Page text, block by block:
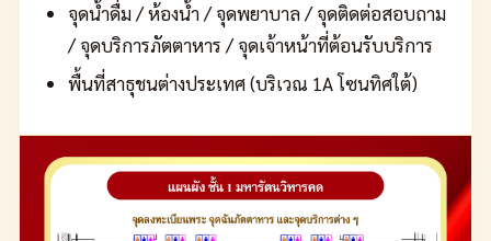
จุดน้ำดื่ม / ห้องน้ำ / จุดพยาบาล / จุดติดต่อสอบถาม
/ จุดบริการภัตตาหาร / จุดเจ้าหน้าที่ต้อนรับบริการ
พื้นที่สาธุชนต่างประเทศ (บริเวณ 1A โซนทิศใต้)